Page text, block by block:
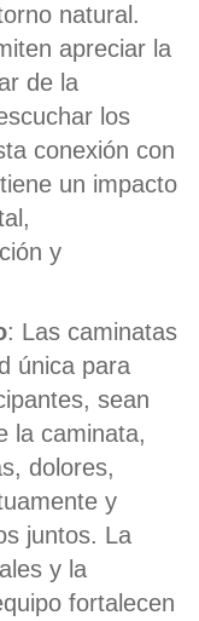
natural.
apreciar la
de la
los
conexión con
un impacto
y
: Las caminatas
única para
sean
la caminata,
dolores,
y
juntos. La
y la
fortalecen